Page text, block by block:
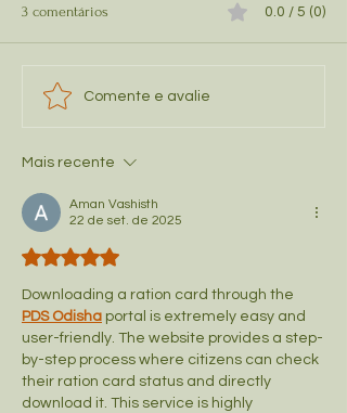
Pitaya Foliar: Nutrição Rápida
3 comentários 0.0 / 5 (0)
Comente e avalie
Mais recente
Aman Vashisth
22 de set. de 2025
Avaliado com 5 de 5 estrelas.
Downloading a ration card through the
PDS Odisha portal is extremely easy and
user-friendly. The website provides a step-
by-step process where citizens can check
their ration card status and directly
download it. This service is highly